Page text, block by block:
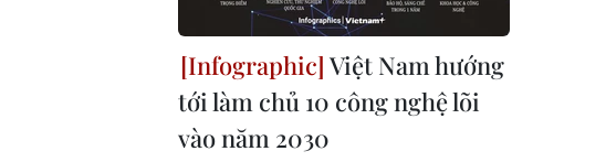
Việt Nam hướng
tới làm chủ 10 công nghệ lõi
vào năm 2030